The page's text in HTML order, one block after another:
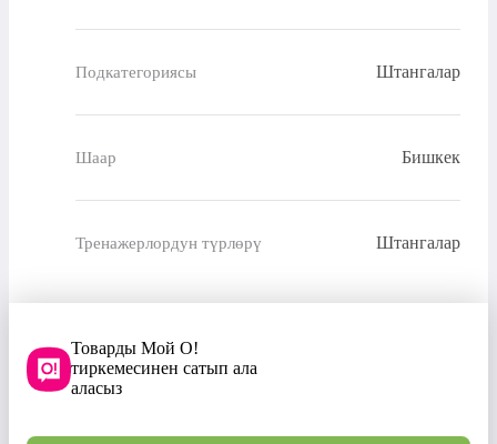
Подкатегориясы Штангалар
Шаар Бишкек
Тренажерлордун түрлөрү Штангалар
Товарды Мой О!
тиркемесинен сатып ала
аласыз